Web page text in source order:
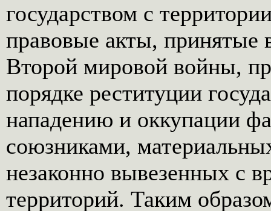
государством с
правовые акты, принятые
Второй мировой войны,
порядке реституции
нападению и оккупации
союзниками,
незаконно вывезенных с
территорий. Таким